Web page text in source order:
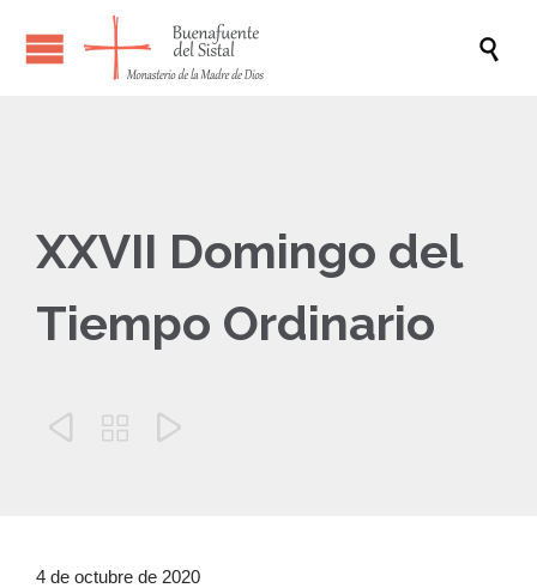

XXVII Domingo del
Tiempo Ordinario
  
4 de octubre de 2020